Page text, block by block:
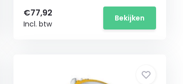
€77,92
Incl. btw
Bekijken